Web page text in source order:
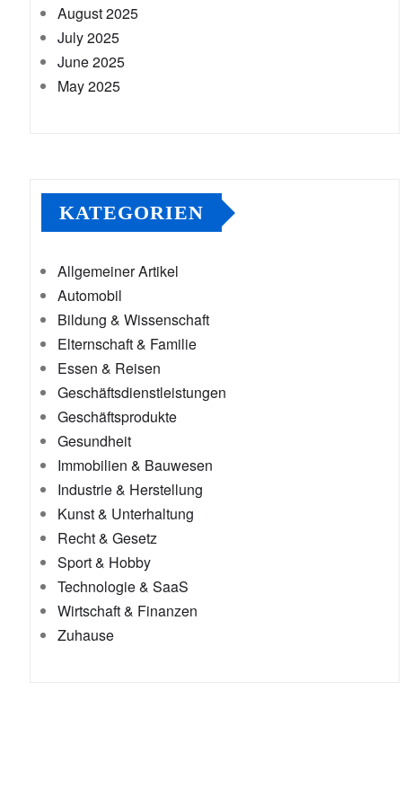
August 2025
July 2025
June 2025
May 2025
KATEGORIEN
Allgemeiner Artikel
Automobil
Bildung & Wissenschaft
Elternschaft & Familie
Essen & Reisen
Geschäftsdienstleistungen
Geschäftsprodukte
Gesundheit
Immobilien & Bauwesen
Industrie & Herstellung
Kunst & Unterhaltung
Recht & Gesetz
Sport & Hobby
Technologie & SaaS
Wirtschaft & Finanzen
Zuhause